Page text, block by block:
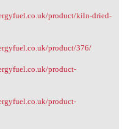
product/kiln-dried-
product/376/
product-
product-